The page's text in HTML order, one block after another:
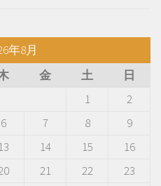
年8月
金 土
日
1
2
6 7 8
9
14 15
16
21 22
23